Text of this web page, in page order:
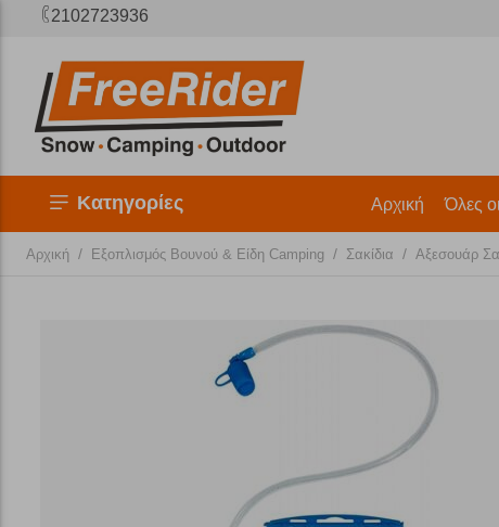
2102723936
Κατηγορίες Αρχική Όλες
Αρχική / Εξοπλισμός Βουνού & Είδη Camping / Σακίδια / Αξεσουάρ